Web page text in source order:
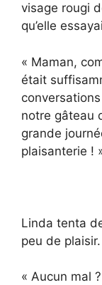
visage rougi
qu’elle
« Maman,
était
notre gâteau
grande
plaisanterie !
Linda tenta
peu de
« Aucun mal